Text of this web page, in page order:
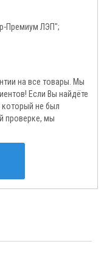
Премиум ЛЭП";
на все товары. Мы
Если Вы найдёте
не был
проверке, мы